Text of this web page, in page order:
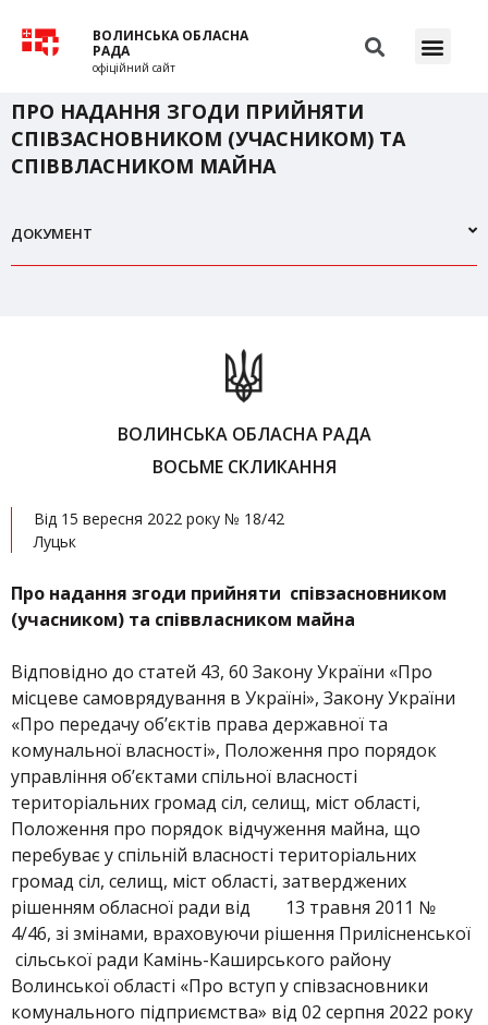
ВОЛИНСЬКА ОБЛАСНА
РАДА
офіційний сайт
ПРО НАДАННЯ ЗГОДИ ПРИЙНЯТИ
СПІВЗАСНОВНИКОМ (УЧАСНИКОМ) ТА
СПІВВЛАСНИКОМ МАЙНА
ДОКУМЕНТ
ВОЛИНСЬКА ОБЛАСНА РАДА
ВОСЬМЕ СКЛИКАННЯ
Від 15 вересня 2022 року № 18/42
Луцьк
Про надання згоди прийняти співзасновником
(учасником) та співвласником майна
Відповідно до статей 43, 60 Закону України «Про
місцеве самоврядування в Україні», Закону України
«Про передачу об’єктів права державної та
комунальної власності», Положення про порядок
управління об’єктами спільної власності
територіальних громад сіл, селищ, міст області,
Положення про порядок відчуження майна, що
перебуває у спільній власності територіальних
громад сіл, селищ, міст області, затверджених
рішенням обласної ради від 13 травня 2011 №
4/46, зі змінами, враховуючи рішення Прилісненської
сільської ради Камінь-Каширського району
Волинської області «Про вступ у співзасновники
комунального підприємства» від 02 серпня 2022 року